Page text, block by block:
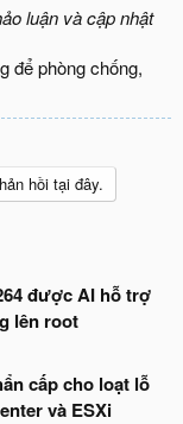
luận và cập nhật
để phòng chống,
hồi tại đây.
được AI hỗ trợ
lên root
cấp cho loạt lỗ
và ESXi